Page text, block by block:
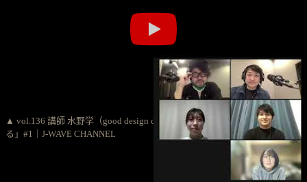
▲ vol.136 講師 水野学（good design company）「センスは知識からはじま
る」#1｜J-WAVE CHANNEL